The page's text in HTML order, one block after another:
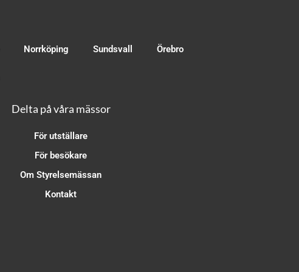
Norrköping Sundsvall Örebro
Delta på våra mässor
För utställare
För besökare
Om Styrelsemässan
Kontakt